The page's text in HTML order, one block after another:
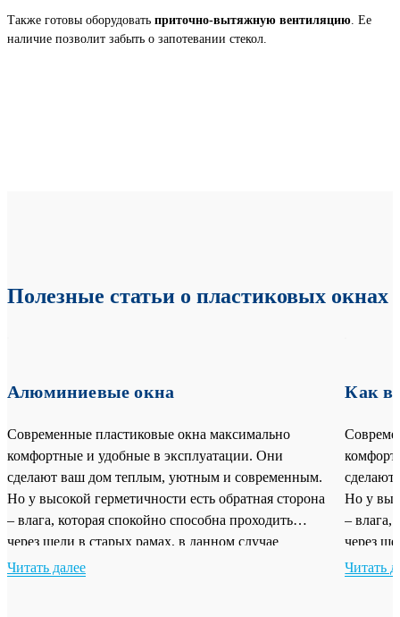
Также готовы оборудовать приточно-вытяжную вентиляцию. Ее
наличие позволит забыть о запотевании стекол.
Полезные статьи о пластиковых окнах
Алюминиевые окна
Современные пластиковые окна максимально
комфортные и удобные в эксплуатации. Они
сделают ваш дом теплым, уютным и современным.
Но у высокой герметичности есть обратная сторона
– влага, которая спокойно способна проходить
через щели в старых рамах, в данном случае
оседает на стеклах с образованием конденсата.
Читать далее
Как
Но у
– влага,
через
оседает
Читать